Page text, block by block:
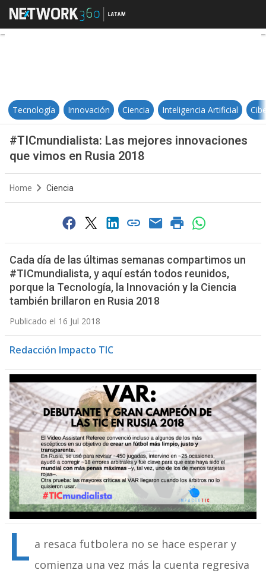
#TICmundialista: Las mejores
Tecnología Innovación Ciencia Inteligencia Artificial
#TICmundialista: Las mejores innovaciones
que vimos en Rusia 2018
Home Ciencia
Cada día de las últimas semanas compartimos un
#TICmundialista, y aquí están todos reunidos,
porque la Tecnología, la Innovación y la Ciencia
también brillaron en Rusia 2018
Publicado el 16 Jul 2018
Redacción Impacto TIC
L a resaca futbolera no se hace esperar y
comienza una vez más la cuenta regresiva